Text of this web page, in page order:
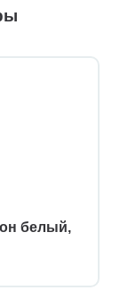
белый,